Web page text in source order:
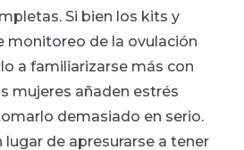
Si bien los kits y
monitoreo de la ovulación
a familiarizarse más con
mujeres añaden estrés
demasiado en serio.
lugar de apresurarse a tener